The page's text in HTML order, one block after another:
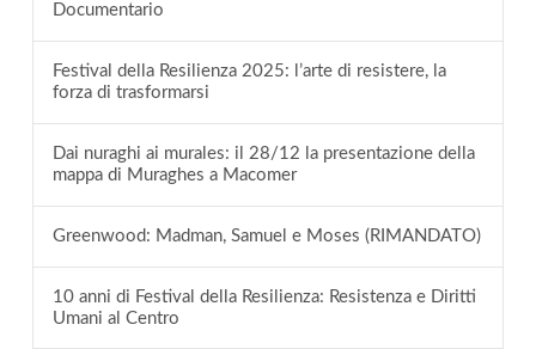
Documentario
Festival della Resilienza 2025: l’arte di resistere, la
forza di trasformarsi
Dai nuraghi ai murales: il 28/12 la presentazione della
mappa di Muraghes a Macomer
Greenwood: Madman, Samuel e Moses (RIMANDATO)
10 anni di Festival della Resilienza: Resistenza e Diritti
Umani al Centro